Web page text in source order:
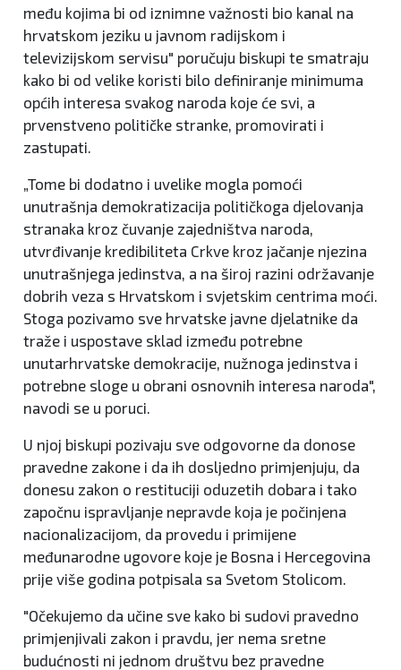
među kojima bi od iznimne važnosti bio kanal na
hrvatskom jeziku u javnom radijskom i
televizijskom servisu" poručuju biskupi te smatraju
kako bi od velike koristi bilo definiranje minimuma
općih interesa svakog naroda koje će svi, a
prvenstveno političke stranke, promovirati i
zastupati.
„Tome bi dodatno i uvelike mogla pomoći
unutrašnja demokratizacija političkoga djelovanja
stranaka kroz čuvanje zajedništva naroda,
utvrđivanje kredibiliteta Crkve kroz jačanje njezina
unutrašnjega jedinstva, a na široj razini održavanje
dobrih veza s Hrvatskom i svjetskim centrima moći.
Stoga pozivamo sve hrvatske javne djelatnike da
traže i uspostave sklad između potrebne
unutarhrvatske demokracije, nužnoga jedinstva i
potrebne sloge u obrani osnovnih interesa naroda",
navodi se u poruci.
U njoj biskupi pozivaju sve odgovorne da donose
pravedne zakone i da ih dosljedno primjenjuju, da
donesu zakon o restituciji oduzetih dobara i tako
započnu ispravljanje nepravde koja je počinjena
nacionalizacijom, da provedu i primijene
međunarodne ugovore koje je Bosna i Hercegovina
prije više godina potpisala sa Svetom Stolicom.
"Očekujemo da učine sve kako bi sudovi pravedno
primjenjivali zakon i pravdu, jer nema sretne
budućnosti ni jednom društvu bez pravedne